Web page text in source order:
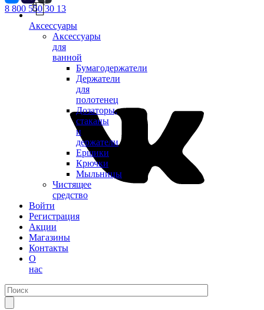
Аксессуары
Аксессуары
для
ванной
Бумагодержатели
Держатели
для
полотенец
Дозаторы,
стаканы
и
держатели
Ершики
Крючки
Мыльницы
Чистящее
средство
Войти
Регистрация
Акции
Магазины
Контакты
О
нас
8 800 550 30 13